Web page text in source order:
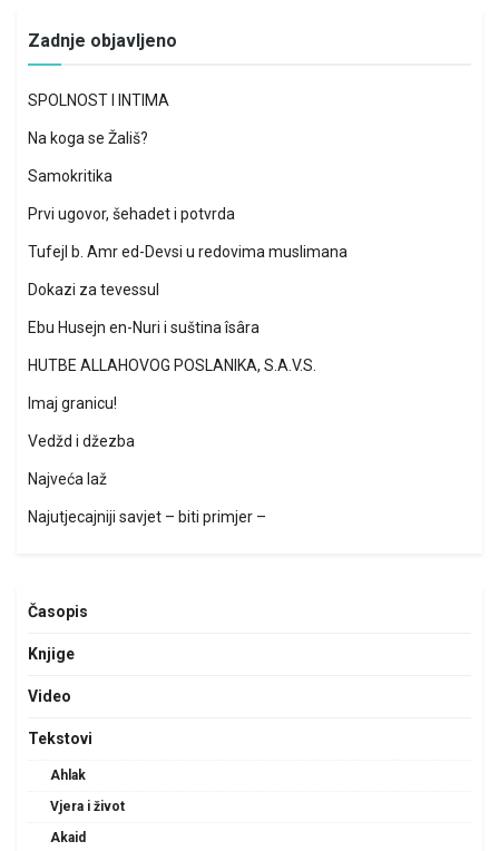
Zadnje objavljeno
SPOLNOST I INTIMA
Na koga se Žališ?
Samokritika
Prvi ugovor, šehadet i potvrda
Tufejl b. Amr ed-Devsi u redovima muslimana
Dokazi za tevessul
Ebu Husejn en-Nuri i suština îsâra
HUTBE ALLAHOVOG POSLANIKA, S.A.V.S.
Imaj granicu!
Vedžd i džezba
Najveća laž
Najutjecajniji savjet – biti primjer –
Časopis
Knjige
Video
Tekstovi
Ahlak
Vjera i život
Akaid